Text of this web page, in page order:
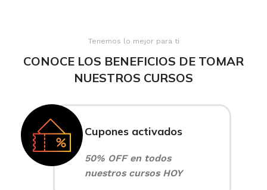
Tenemos lo mejor para ti
CONOCE LOS BENEFICIOS DE TOMAR
NUESTROS CURSOS
Cupones activados
50% OFF en todos
nuestros cursos HOY